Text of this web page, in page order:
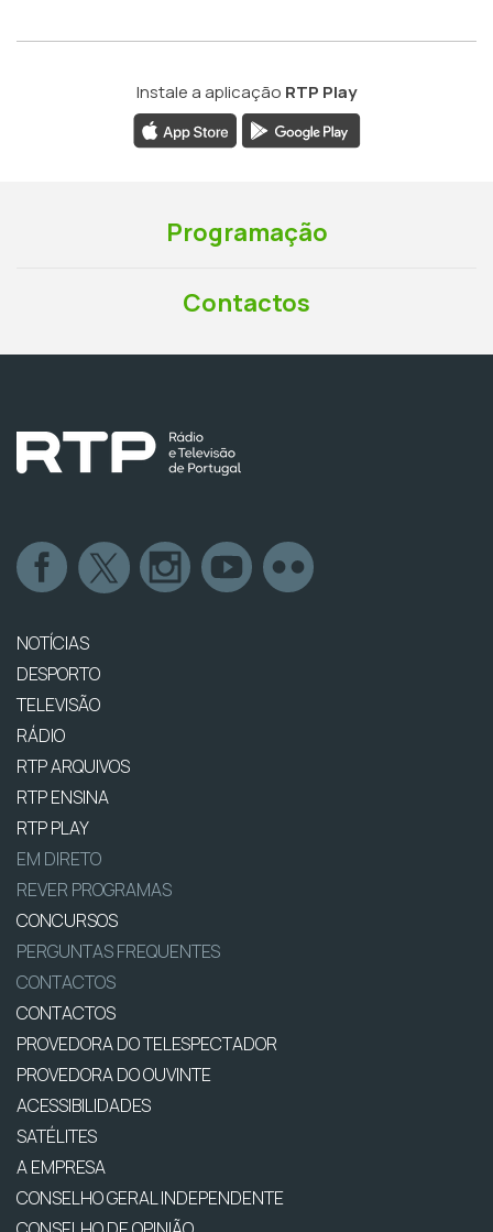
Instale a aplicação RTP Play
Programação
Contactos
NOTÍCIAS
DESPORTO
TELEVISÃO
RÁDIO
RTP ARQUIVOS
RTP ENSINA
RTP PLAY
EM DIRETO
REVER PROGRAMAS
CONCURSOS
PERGUNTAS FREQUENTES
CONTACTOS
CONTACTOS
PROVEDORA DO TELESPECTADOR
PROVEDORA DO OUVINTE
ACESSIBILIDADES
SATÉLITES
A EMPRESA
CONSELHO GERAL INDEPENDENTE